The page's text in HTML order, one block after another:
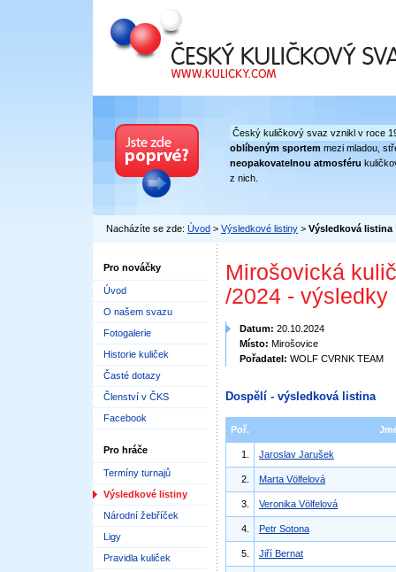
Český kuličkový svaz
Český kuličkový svaz vznikl v roce
oblíbeným sportem mezi mladou,
neopakovatelnou atmosféru
z nich.
Nacházíte se zde: Úvod > Výsledkové listiny > Výsledková listina
Pro nováčky
Úvod
O našem svazu
Fotogalerie
Historie kuliček
Časté dotazy
Členství v ČKS
Facebook
Pro hráče
Termíny turnajů
Výsledkové listiny
Národní žebříček
Ligy
Pravidla kuliček
Mirošovická
/2024 - výsledky
Datum: 20.10.2024
Místo: Mirošovice
Pořadatel: WOLF CVRNK TEAM
Dospělí - výsledková listina
Poř.
1. Jaroslav Jarušek
2. Marta Völfelová
3. Veronika Völfelová
4. Petr Sotona
5. Jiří Bernat